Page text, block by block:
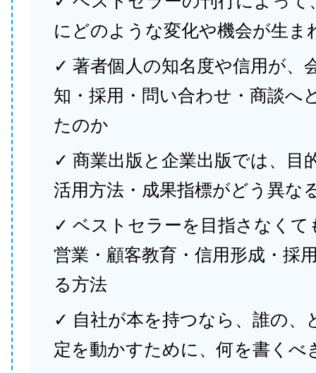
にどのような変化や機会が生ま
✓ 著者個人の知名度や信用が、
知・採用・問い合わせ・商談へ
たのか
✓ 商業出版と企業出版では、目
活用方法・成果指標がどう異な
✓ ベストセラーを目指さなくて
営業・顧客教育・信用形成・採
る方法
✓ 自社が本を持つなら、誰の、
定を動かすために、何を書くべ